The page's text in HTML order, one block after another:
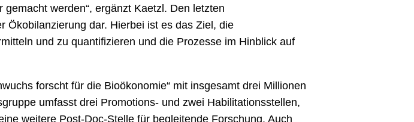
werden“, ergänzt Kaetzl. Den letzten
Ökobilanzierung dar. Hierbei ist es das Ziel, die
und zu quantifizieren und die Prozesse im Hinblick auf
forscht für die Bioökonomie“ mit insgesamt drei Millionen
umfasst drei Promotions- und zwei Habilitationsstellen,
weitere Post-Doc-Stelle für begleitende Forschung. Auch